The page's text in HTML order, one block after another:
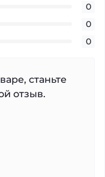
0
0
0
станьте
отзыв.